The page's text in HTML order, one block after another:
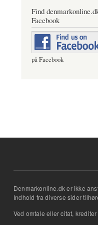
Find
Facebook
på Facebook
Denmarkonline.dk er ikke
Indhold fra diverse sider
Ved omtale eller citat,